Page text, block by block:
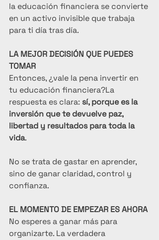
la educación financiera se convierte
en un activo invisible que trabaja
para ti día tras día.
LA MEJOR DECISIÓN QUE PUEDES
TOMAR
Entonces, ¿vale la pena invertir en
tu educación financiera?La
respuesta es clara: sí, porque es la
inversión que te devuelve paz,
libertad y resultados para toda la
vida.
No se trata de gastar en aprender,
sino de ganar claridad, control y
confianza.
EL MOMENTO DE EMPEZAR ES AHORA
No esperes a ganar más para
organizarte. La verdadera